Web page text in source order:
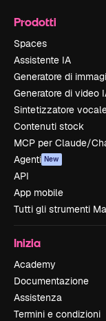
Prodotti
Spaces
Assistente IA
Generatore di
Generatore di video
Sintetizzatore
Contenuti stock
MCP per Claude/
Agenti New
API
App mobile
Tutti gli strumenti
Inizia
Academy
Documentazione
Assistenza
Termini e condizioni